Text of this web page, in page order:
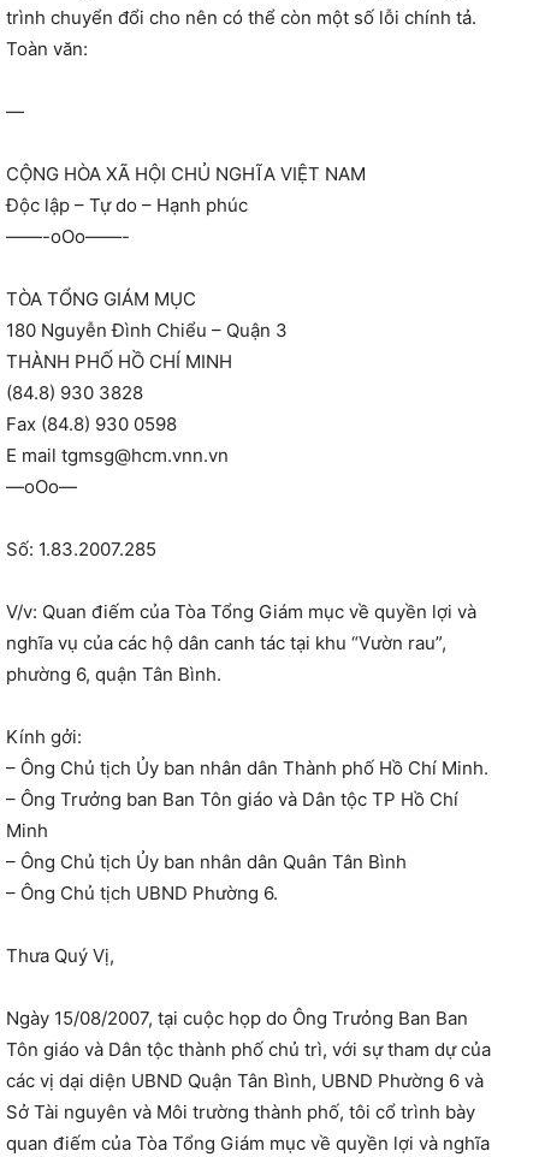
trình chuyển đổi cho nên có thể còn một số lỗi chính tả.
Toàn văn:
—
CỘNG HÒA XÃ HỘI CHỦ NGHĨA VIỆT NAM
Độc lập – Tự do – Hạnh phúc
——-oOo——-
TÒA TỔNG GIÁM MỤC
180 Nguyễn Đình Chiểu – Quận 3
THÀNH PHỐ HỒ CHÍ MINH
(84.8) 930 3828
Fax (84.8) 930 0598
E mail tgmsg@hcm.vnn.vn
—oOo—
Số: 1.83.2007.285
V/v: Quan điếm của Tòa Tổng Giám mục về quyền lợi và
nghĩa vụ của các hộ dân canh tác tại khu “Vườn rau”,
phường 6, quận Tân Bình.
Kính gởi:
– Ông Chủ tịch Ủy ban nhân dân Thành phố Hồ Chí Minh.
– Ông Trưởng ban Ban Tôn giáo và Dân tộc TP Hồ Chí
Minh
– Ông Chủ tịch Ủy ban nhân dân Quân Tân Bình
– Ông Chủ tịch UBND Phường 6.
Thưa Quý Vị,
Ngày 15/08/2007, tại cuộc họp do Ông Trưỏng Ban Ban
Tôn giáo và Dân tộc thành phố chủ trì, với sự tham dự của
các vị dại diện UBND Quận Tân Bình, UBND Phường 6 và
Sở Tài nguyên và Môi trường thành phố, tôi cổ trình bày
quan điếm của Tòa Tổng Giám mục về quyền lợi và nghĩa